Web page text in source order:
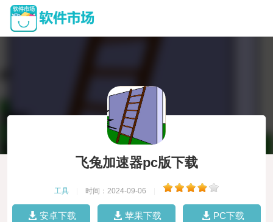
飞兔加速器pc版下载
工具 时间：2024-09-06
安卓下载 苹果下载 PC下载